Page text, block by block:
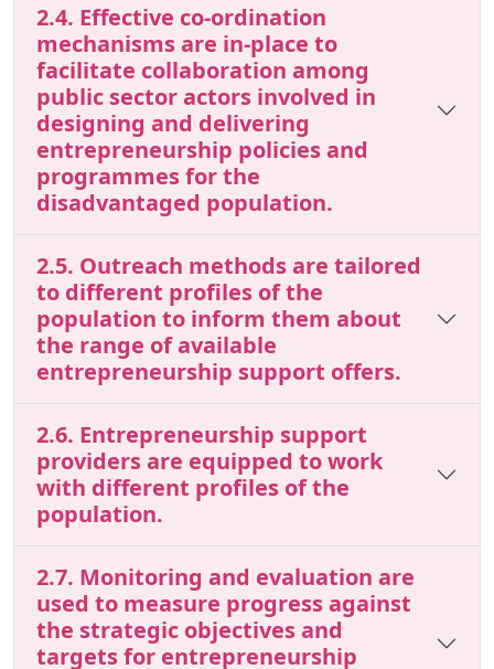
2.4. Effective co-ordination
mechanisms are in-place to
facilitate collaboration among
public sector actors involved in
designing and delivering
entrepreneurship policies and
programmes for the
disadvantaged population.
2.5. Outreach methods are tailored
to different profiles of the
population to inform them about
the range of available
entrepreneurship support offers.
2.6. Entrepreneurship support
providers are equipped to work
with different profiles of the
population.
2.7. Monitoring and evaluation are
used to measure progress against
the strategic objectives and
targets for entrepreneurship